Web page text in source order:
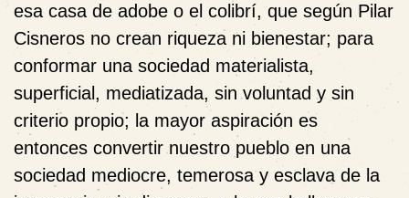
esa casa de adobe o el colibrí, que según Pilar
Cisneros no crean riqueza ni bienestar; para
conformar una sociedad materialista,
superficial, mediatizada, sin voluntad y sin
criterio propio; la mayor aspiración es
entonces convertir nuestro pueblo en una
sociedad mediocre, temerosa y esclava de la